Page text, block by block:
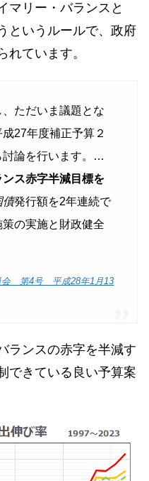
マリー・バランスと
というルールで、政府
れています。
ただいま議題とな
27年度補正予算２
討論を行います。…
ス赤字半減目標を
債発行額を2年連続で
の実施と財政健全
第4号 平成28年1月13
ランスの赤字を半減す
できている良い予算案